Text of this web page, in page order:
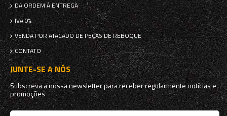
DA ORDEM À ENTREGA
IVA 0%
VENDA POR ATACADO DE PEÇAS DE REBOQUE
CONTATO
JUNTE-SE A NÓS
Subscreva a nossa newsletter para receber regularmente notícias e
promoções